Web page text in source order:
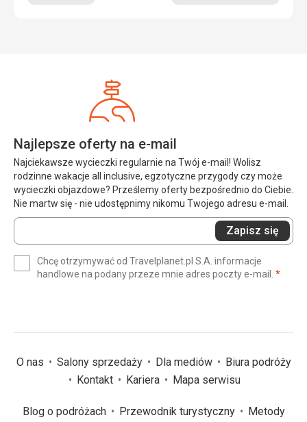
Najlepsze oferty na e-mail
Najciekawsze wycieczki regularnie na Twój e-mail! Wolisz
rodzinne wakacje all inclusive, egzotyczne przygody czy może
wycieczki objazdowe? Prześlemy oferty bezpośrednio do Ciebie.
Nie martw się - nie udostępnimy nikomu Twojego adresu e-mail.
Wprowadź
swój
(wymagane)
Zapisz się
Chcę otrzymywać od Travelplanet.pl S.A. informacje
handlowe na podany przeze mnie adres poczty e-mail. *
O nas Salony sprzedaży Dla mediów
Biura podróży
Kontakt
Kariera Mapa serwisu
Blog o podróżach Przewodnik turystyczny
Metody